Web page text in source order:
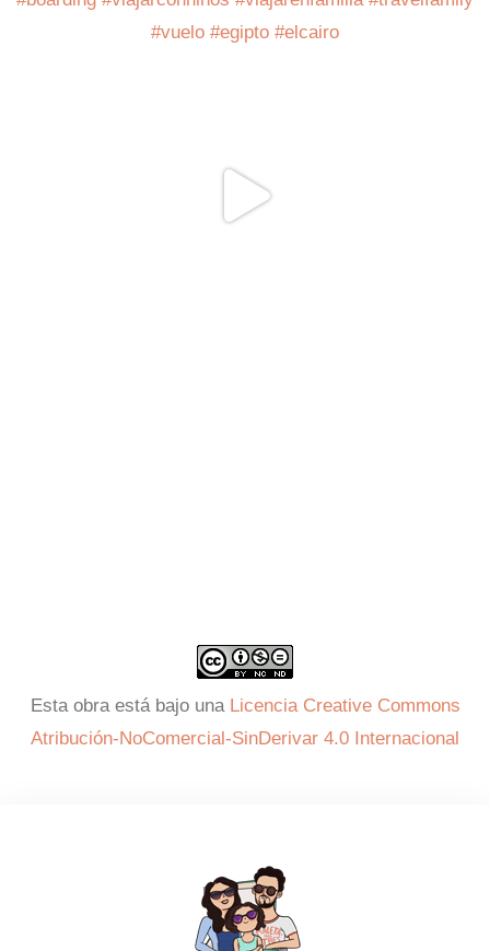
Esta obra está bajo una Licencia Creative Commons
Atribución-NoComercial-SinDerivar 4.0 Internacional